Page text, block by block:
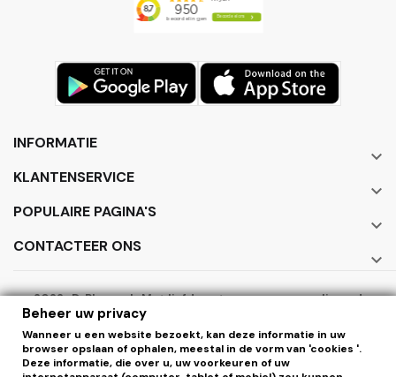
INFORMATIE

KLANTENSERVICE

POPULAIRE PAGINA'S

CONTACTEER ONS

2022 · DrPhone.nl · Met liefde ontworpen en gerealiseerd
door ElectronicWorks B.V.
Beheer uw privacy
Wanneer u een website bezoekt, kan deze informatie in uw
browser opslaan of ophalen, meestal in de vorm van 'cookies '.
Deze informatie, die over u, uw voorkeuren of uw